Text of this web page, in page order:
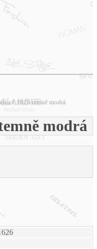
č.1626 temně modrá
modrá